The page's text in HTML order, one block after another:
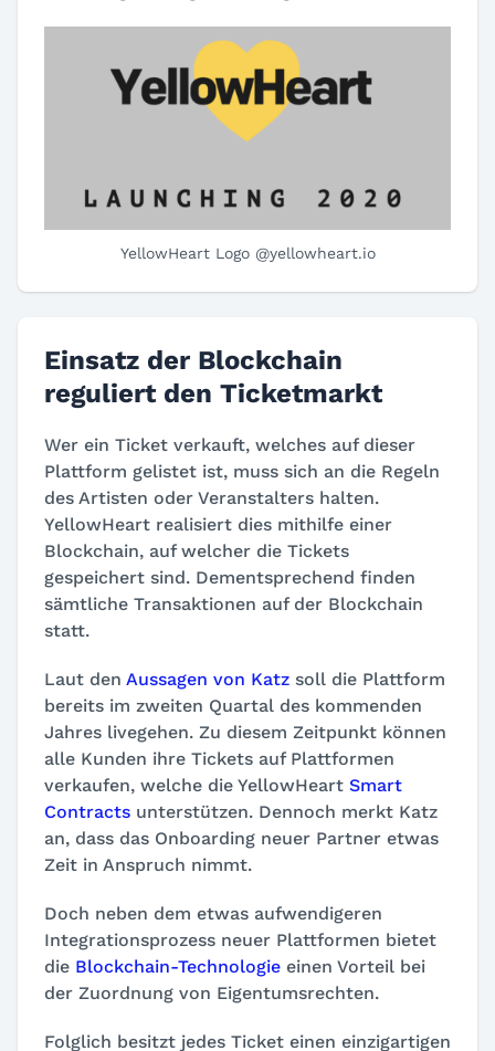
YellowHeart Logo @yellowheart.io
Einsatz der Blockchain
reguliert den Ticketmarkt
Wer ein Ticket verkauft, welches auf dieser
Plattform gelistet ist, muss sich an die Regeln
des Artisten oder Veranstalters halten.
YellowHeart realisiert dies mithilfe einer
Blockchain, auf welcher die Tickets
gespeichert sind. Dementsprechend finden
sämtliche Transaktionen auf der Blockchain
statt.
Laut den Aussagen von Katz soll die Plattform
bereits im zweiten Quartal des kommenden
Jahres livegehen. Zu diesem Zeitpunkt können
alle Kunden ihre Tickets auf Plattformen
verkaufen, welche die YellowHeart Smart
Contracts unterstützen. Dennoch merkt Katz
an, dass das Onboarding neuer Partner etwas
Zeit in Anspruch nimmt.
Doch neben dem etwas aufwendigeren
Integrationsprozess neuer Plattformen bietet
die Blockchain-Technologie einen Vorteil bei
der Zuordnung von Eigentumsrechten.
Folglich besitzt jedes Ticket einen einzigartigen